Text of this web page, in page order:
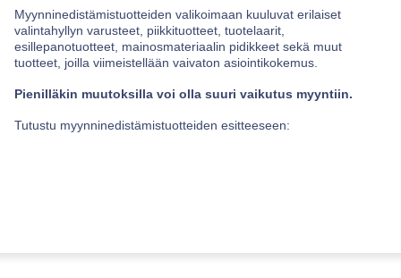
Myynninedistämistuotteiden valikoimaan kuuluvat erilaiset
valintahyllyn varusteet, piikkituotteet, tuotelaarit,
esillepanotuotteet, mainosmateriaalin pidikkeet sekä muut
tuotteet, joilla viimeistellään vaivaton asiointikokemus.
Pienilläkin muutoksilla voi olla suuri vaikutus myyntiin.
Tutustu myynninedistämistuotteiden esitteeseen: